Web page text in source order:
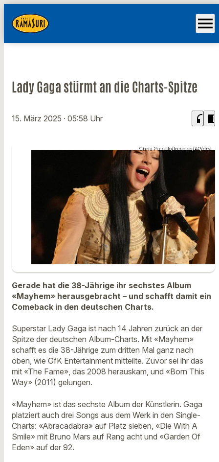
menu
Lady Gaga stürmt an die Charts-Spitze
15. März 2025 · 05:58 Uhr headphones chrome_reader_mode
Chris Pizzello/Invision/AP/dpa
Gerade hat die 38-Jährige ihr sechstes Album
«Mayhem» herausgebracht – und schafft damit ein
Comeback in den deutschen Charts.
Superstar Lady Gaga ist nach 14 Jahren zurück an der
Spitze der deutschen Album-Charts. Mit «Mayhem»
schafft es die 38-Jährige zum dritten Mal ganz nach
oben, wie GfK Entertainment mitteilte. Zuvor sei ihr das
mit «The Fame», das 2008 herauskam, und «Born This
Way» (2011) gelungen.
«Mayhem» ist das sechste Album der Künstlerin. Gaga
platziert auch drei Songs aus dem Werk in den Single-
Charts: «Abracadabra» auf Platz sieben, «Die With A
Smile» mit Bruno Mars auf Rang acht und «Garden Of
Eden» auf der 92.